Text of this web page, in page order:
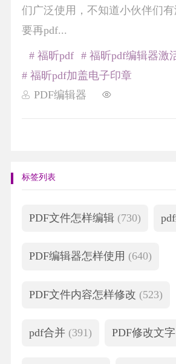
们广泛使用，不知道小伙伴们
要再pdf...
PDF编辑器
# 福昕pdf
# 福昕pdf编辑器激
# 福昕pdf加盖电子印章
标签列表
PDF文件怎样编辑 (730)
PDF编辑器怎样使用 (640)
PDF文件内容怎样修改 (523)
pdf合并 (391) PDF修改文字